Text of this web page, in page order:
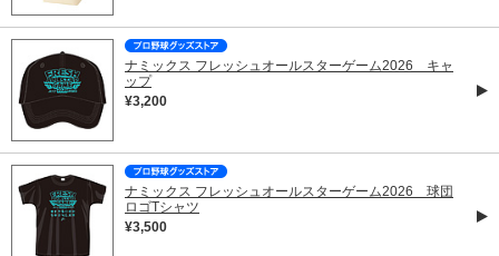
ナミックス フレッシュオールスターゲーム2026 キャ
ップ
¥3,200
ナミックス フレッシュオールスターゲーム2026 球団
ロゴTシャツ
¥3,500